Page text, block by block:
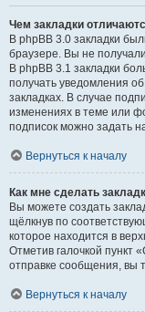
Чем закладки
В phpBB 3.0 закладки
браузере. Вы не
В phpBB 3.1 закладки
получать уведомления
закладках. В случае
изменениях в теме или
подписок можно задать
Вернуться к началу
Как мне сделать
Вы можете создать
щёлкнув по
которое находится в
Отметив галочкой пункт
отправке сообщения, вы
Вернуться к началу